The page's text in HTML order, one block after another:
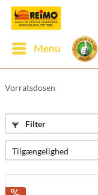
Menu
Vorratsdosen
Filter